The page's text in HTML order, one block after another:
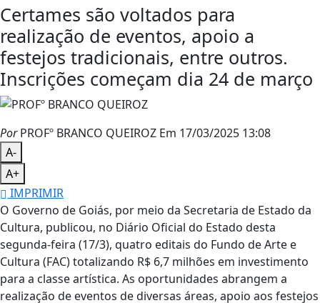
Certames são voltados para
realização de eventos, apoio a
festejos tradicionais, entre outros.
Inscrições começam dia 24 de março
PorPROFº BRANCO QUEIROZ Em 17/03/2025 13:08
A-
A+
IMPRIMIR
O Governo de Goiás, por meio da Secretaria de Estado da
Cultura, publicou, no Diário Oficial do Estado desta
segunda-feira (17/3), quatro editais do Fundo de Arte e
Cultura (FAC) totalizando R$ 6,7 milhões em investimento
para a classe artística. As oportunidades abrangem a
realização de eventos de diversas áreas, apoio aos festejos